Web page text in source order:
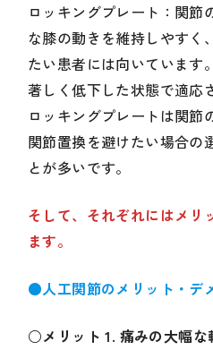
ロッキングプレート：関節
な膝の動きを維持しやすく
たい患者には向いています
著しく低下した状態で適応
ロッキングプレートは関節
関節置換を避けたい場合の
とが多いです。
そして、それぞれにはメリ
ます。
●人工関節のメリット・デ
○メリット 1. 痛みの大幅な